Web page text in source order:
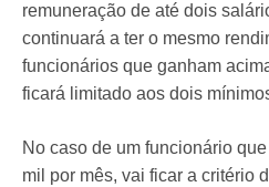
remuneração de até dois
continuará a ter o mesmo
funcionários que ganham
ficará limitado aos dois
No caso de um funcionário
mil por mês, vai ficar a critério